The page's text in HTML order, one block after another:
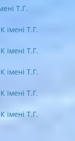
Т.Г.
імені Т.Г.
імені Т.Г.
імені Т.Г.
імені Т.Г.
імені Т.Г.